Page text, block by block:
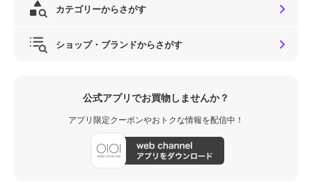
カテゴリーからさがす
ショップ・ブランドからさがす
公式アプリでお買物しませんか？
アプリ限定クーポンやおトクな情報を配信中！